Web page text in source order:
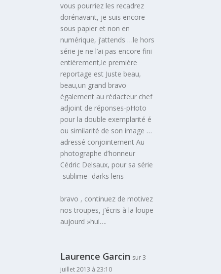
vous pourriez les recadrez
dorénavant, je suis encore
sous papier et non en
numérique, j’attends …le hors
série je ne l’ai pas encore fini
entièrement,le première
reportage est Juste beau,
beau,un grand bravo
également au rédacteur chef
adjoint de réponses-pHoto
pour la double exemplarité é
ou similarité de son image …
adressé conjointement Au
photographe d’honneur
Cédric Delsaux, pour sa série
-sublime -darks lens
bravo , continuez de motivez
nos troupes, j’écris à la loupe
aujourd »hui….
Laurence Garcin sur 3
juillet 2013 à 23:10